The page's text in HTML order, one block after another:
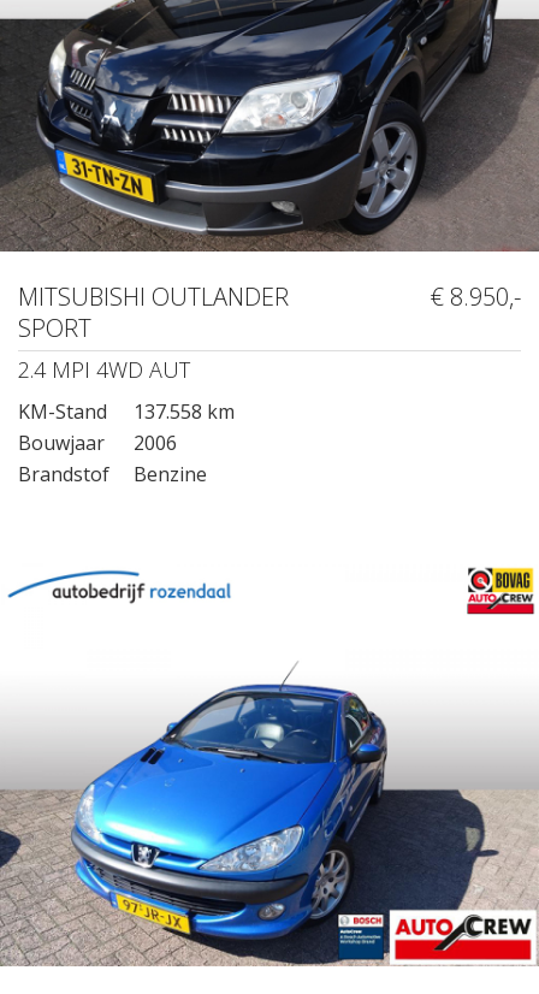
MITSUBISHI OUTLANDER
SPORT
€ 8.950,-
2.4 MPI 4WD AUT
KM-Stand
137.558 km
Bouwjaar
2006
Brandstof
Benzine